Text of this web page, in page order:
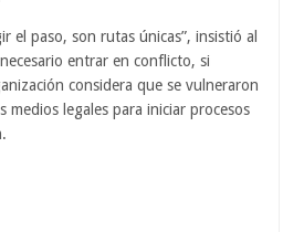
el paso, son rutas únicas”, insistió al
entrar en conflicto, si
considera que se vulneraron
medios legales para iniciar procesos